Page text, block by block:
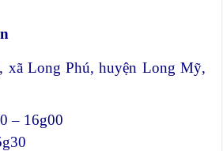
xã Long Phú, huyện Long Mỹ,
– 16g00